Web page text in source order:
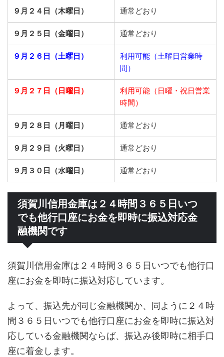
９月２４日（木曜日） 通常どおり
９月２５日（金曜日） 通常どおり
９月２６日（土曜日）
利用可能（土曜日営業時
間）
９月２７日（日曜日）
利用可能（日曜・祝日営業
時間）
９月２８日（月曜日） 通常どおり
９月２９日（火曜日） 通常どおり
９月３０日（水曜日） 通常どおり
須賀川信用金庫は２４時間３６５日いつ
でも他行口座にお金を即時に振込対応金
融機関です
須賀川信用金庫は２４時間３６５日いつでも他行口
座にお金を即時に振込対応しています。
よって、振込先が同じ金融機関か、同ように２４時
間３６５日いつでも他行口座にお金を即時に振込対
応している金融機関ならば、振込み後即時に相手口
座に着金します。